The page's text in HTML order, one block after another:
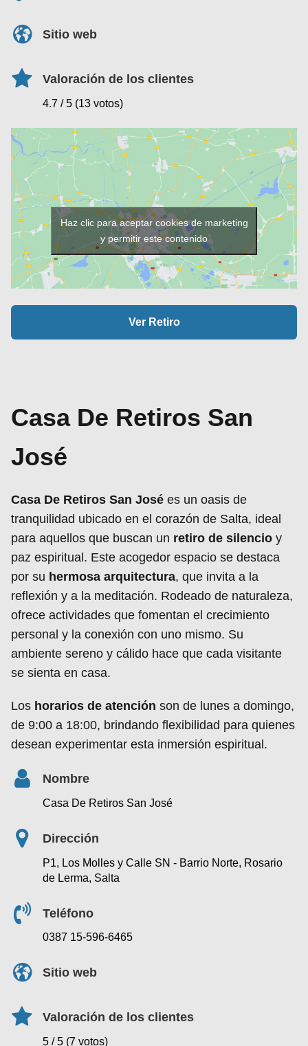
Sitio web
Valoración de los clientes
4.7 / 5 (13 votos)
Haz clic para aceptar cookies de marketing
y permitir este contenido
Ver Retiro
Casa De Retiros San
José
Casa De Retiros San José es un oasis de
tranquilidad ubicado en el corazón de Salta, ideal
para aquellos que buscan un retiro de silencio y
paz espiritual. Este acogedor espacio se destaca
por su hermosa arquitectura, que invita a la
reflexión y a la meditación. Rodeado de naturaleza,
ofrece actividades que fomentan el crecimiento
personal y la conexión con uno mismo. Su
ambiente sereno y cálido hace que cada visitante
se sienta en casa.
Los horarios de atención son de lunes a domingo,
de 9:00 a 18:00, brindando flexibilidad para quienes
desean experimentar esta inmersión espiritual.
Nombre
Casa De Retiros San José
Dirección
P1, Los Molles y Calle SN - Barrio Norte, Rosario
de Lerma, Salta
Teléfono
0387 15-596-6465
Sitio web
Valoración de los clientes
5 / 5 (7 votos)